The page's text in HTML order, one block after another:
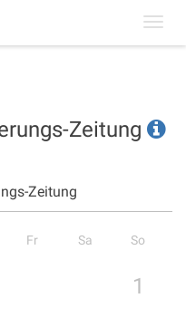
Zeitung
Zeitung
Fr Sa So
1